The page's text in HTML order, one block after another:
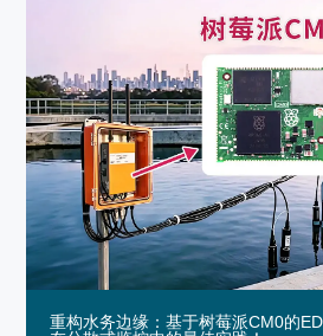
重构水务边缘：基于树莓派CM0的